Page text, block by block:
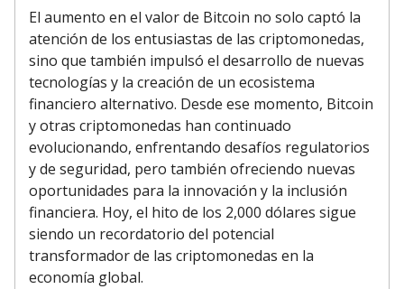
El aumento en el valor de Bitcoin no solo captó la
atención de los entusiastas de las criptomonedas,
sino que también impulsó el desarrollo de nuevas
tecnologías y la creación de un ecosistema
financiero alternativo. Desde ese momento, Bitcoin
y otras criptomonedas han continuado
evolucionando, enfrentando desafíos regulatorios
y de seguridad, pero también ofreciendo nuevas
oportunidades para la innovación y la inclusión
financiera. Hoy, el hito de los 2,000 dólares sigue
siendo un recordatorio del potencial
transformador de las criptomonedas en la
economía global.